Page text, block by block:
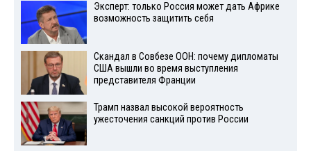
Эксперт: только Россия может дать Африке
возможность защитить себя
Скандал в Совбезе ООН: почему дипломаты
США вышли во время выступления
представителя Франции
Трамп назвал высокой вероятность
ужесточения санкций против России